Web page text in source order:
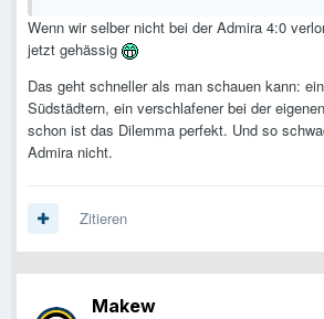
Wenn wir selber nicht bei der Admira 4:0
jetzt gehässig
Das geht schneller als man schauen kann:
Südstädtern, ein verschlafener bei der
schon ist das Dilemma perfekt. Und so
Admira nicht.
Zitieren
Makew